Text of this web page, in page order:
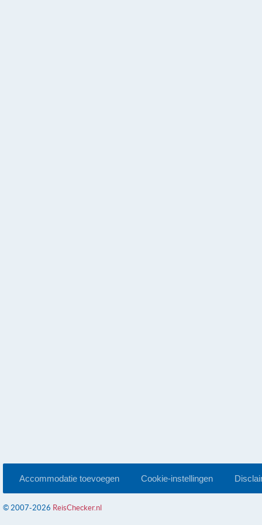
Accommodatie toevoegen Cookie-instellingen
© 2007-2026 ReisChecker.nl